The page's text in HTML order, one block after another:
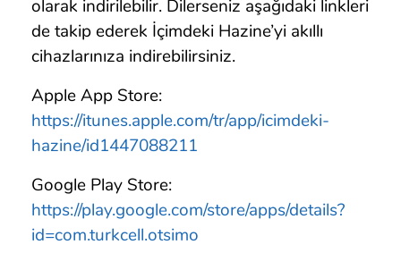
olarak indirilebilir. Dilerseniz aşağıdaki linkleri
de takip ederek İçimdeki Hazine’yi akıllı
cihazlarınıza indirebilirsiniz.
Apple App Store:
https://itunes.apple.com/tr/app/icimdeki-
hazine/id1447088211
Google Play Store:
https://play.google.com/store/apps/details?
id=com.turkcell.otsimo